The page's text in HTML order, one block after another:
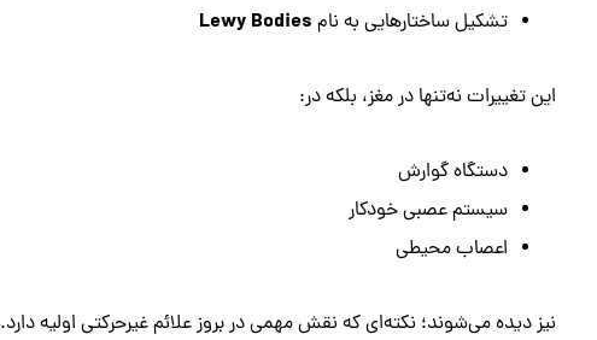
تشکیل ساختارهایی به نام Lewy Bodies
این تغییرات نه‌تنها در مغز، بلکه در:
دستگاه گوارش
سیستم عصبی خودکار
اعصاب محیطی
نیز دیده می‌شوند؛ نکته‌ای که نقش مهمی در بروز علائم غیرحرکتی اولیه دارد.